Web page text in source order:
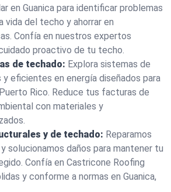
en Guanica para identificar problemas
vida del techo y ahorrar en
Confía en nuestros expertos
proactivo de tu techo.
de techado: Explora sistemas de
eficientes en energía diseñados para
Rico. Reduce tus facturas de
con materiales y
y de techado: Reparamos
solucionamos daños para mantener tu
Confía en Castricone Roofing
y conforme a normas en Guanica,